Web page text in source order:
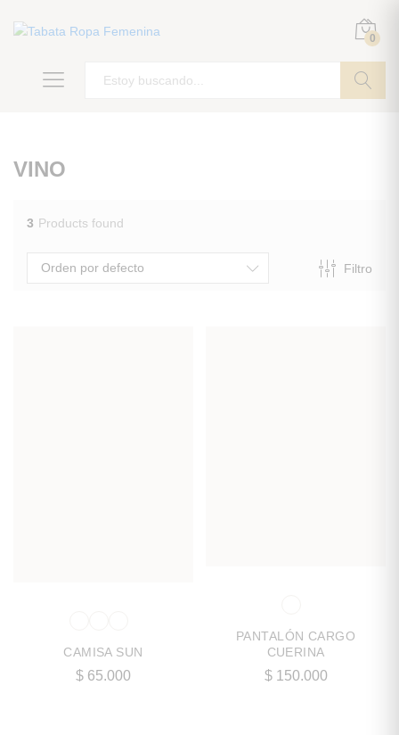
0
VINO
3 Products found
Filtro
Orden por defecto
CAMISA SUN
$ 65.000
PANTALÓN CARGO
CUERINA
$150.000